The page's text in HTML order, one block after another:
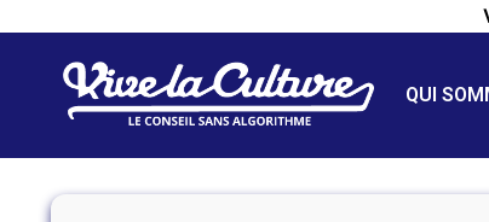
QUI